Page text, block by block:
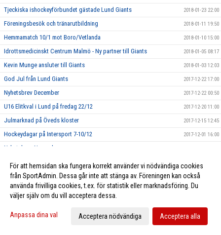
Tjeckiska ishockeyförbundet gästade Lund Giants 2018-01-23 22:00
Föreningsbesök och tränarutbildning 2018-01-11 19:50
Hemmamatch 10/1 mot Boro/Vetlanda 2018-01-10 15:00
Idrottsmedicinskt Centrum Malmö - Ny partner till Giants 2018-01-05 08:17
Kevin Munge ansluter till Giants 2018-01-03 12:03
God Jul från Lund Giants 2017-12-22 17:00
Nyhetsbrev December 2017-12-22 00:50
U16 Elitkval i Lund på fredag 22/12 2017-12-20 11:00
Julmarknad på Öveds kloster 2017-12-15 12:45
Hockeydagar på Intersport 7-10/12 2017-12-01 16:00
Nyhetsbrev November
ICA Malmborgs fortsätter sponsringssamarbete 2017-11-23 15:00
Lundaspelare i Tv pucken 2017 2017-11-01 16:15
Nyhetsbrev Oktober 2017-10-31 21:02
Giantsvatten i kiosken 2017-10-23 19:58
För att hemsidan ska fungera korrekt använder vi nödvändiga cookies
från SportAdmin. Dessa går inte att stänga av. Föreningen kan också
använda frivilliga cookies, t.ex. för statistik eller marknadsföring. Du
väljer själv om du vill acceptera dessa.
Anpassa dina val Acceptera nödvändiga Acceptera alla